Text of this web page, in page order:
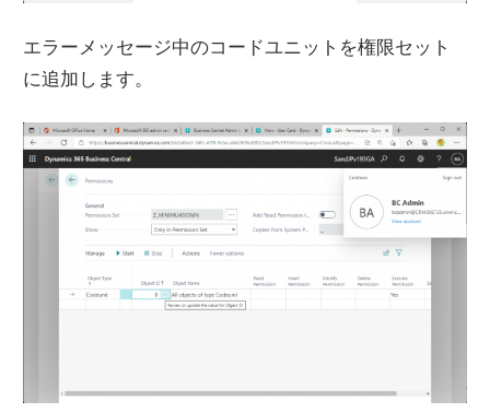
エラーメッセージ中のコードユニットを権限セット
に追加します。